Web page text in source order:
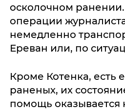
осколочном
операции
немедленно
Ереван или, по
Кроме Котенка, есть
раненых, их
помощь оказывается